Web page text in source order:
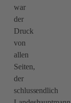
war
der
Druck
von
allen
Seiten,
der
schlussendlich